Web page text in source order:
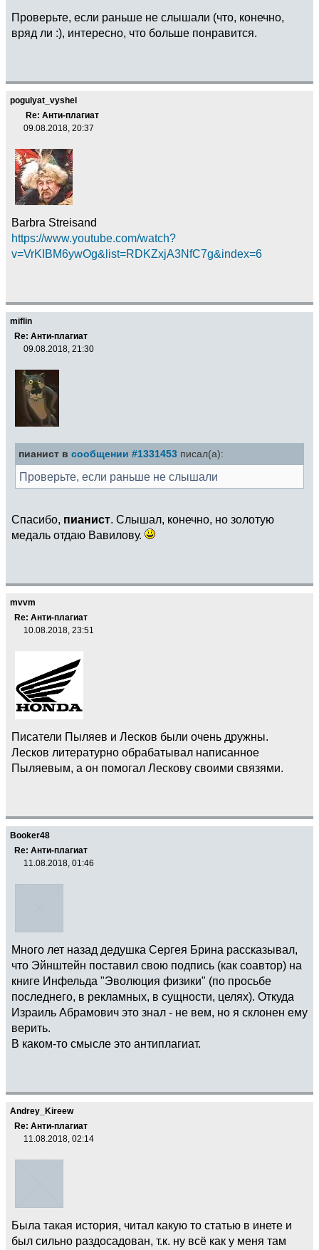
Проверьте, если раньше не слышали (что, конечно,
вряд ли :), интересно, что больше понравится.
pogulyat_vyshel
Re: Анти-плагиат
09.08.2018, 20:37
Barbra Streisand
https://www.youtube.com/watch?
v=VrKIBM6ywOg&list=RDKZxjA3NfC7g&index=6
miflin
Re: Анти-плагиат
09.08.2018, 21:30
пианист в сообщении #1331453 писал(а):
Проверьте, если раньше не слышали
Спасибо, пианист. Слышал, конечно, но золотую
медаль отдаю Вавилову.
mvvm
Re: Анти-плагиат
10.08.2018, 23:51
Писатели Пыляев и Лесков были очень дружны.
Лесков литературно обрабатывал написанное
Пыляевым, а он помогал Лескову своими связями.
Booker48
Re: Анти-плагиат
11.08.2018, 01:46
Много лет назад дедушка Сергея Брина рассказывал,
что Эйнштейн поставил свою подпись (как соавтор) на
книге Инфельда "Эволюция физики" (по просьбе
последнего, в рекламных, в сущности, целях). Откуда
Израиль Абрамович это знал - не вем, но я склонен ему
верить.
В каком-то смысле это антиплагиат.
Andrey_Kireew
Re: Анти-плагиат
11.08.2018, 02:14
Была такая история, читал какую то статью в инете и
был сильно раздосадован, т.к. ну всё как у меня там